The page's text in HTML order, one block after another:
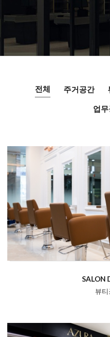
전체 주거공간
업
SALON
뷰